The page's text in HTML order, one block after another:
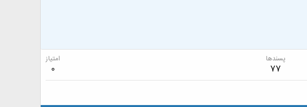
پسندها
77
امتیاز
0